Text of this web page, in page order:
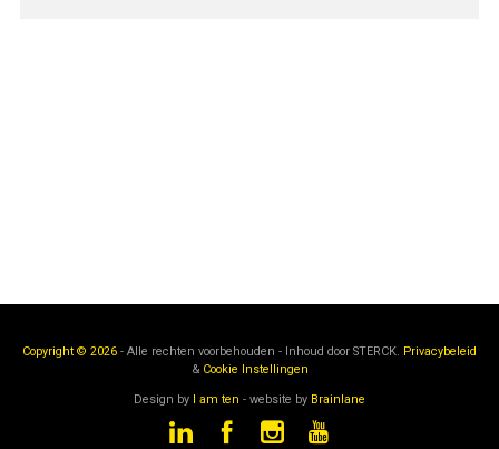
Copyright © 2026 - Alle rechten voorbehouden - Inhoud door STERCK. Privacybeleid
& Cookie Instellingen
Design by I am ten - website by Brainlane